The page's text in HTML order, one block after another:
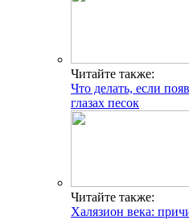
Читайте также:
Что делать, если
глазах песок
Читайте также:
Халязион века: